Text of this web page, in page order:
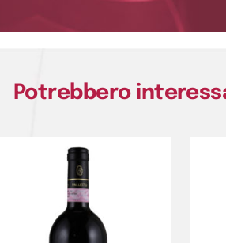
Potrebbero